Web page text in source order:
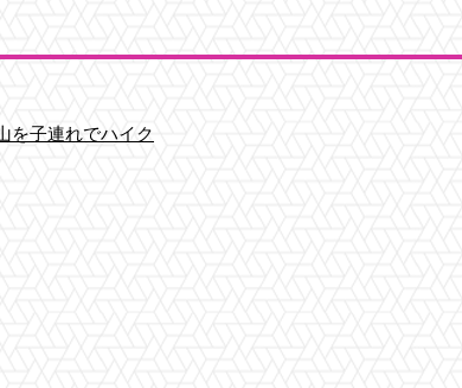
を子連れでハイク